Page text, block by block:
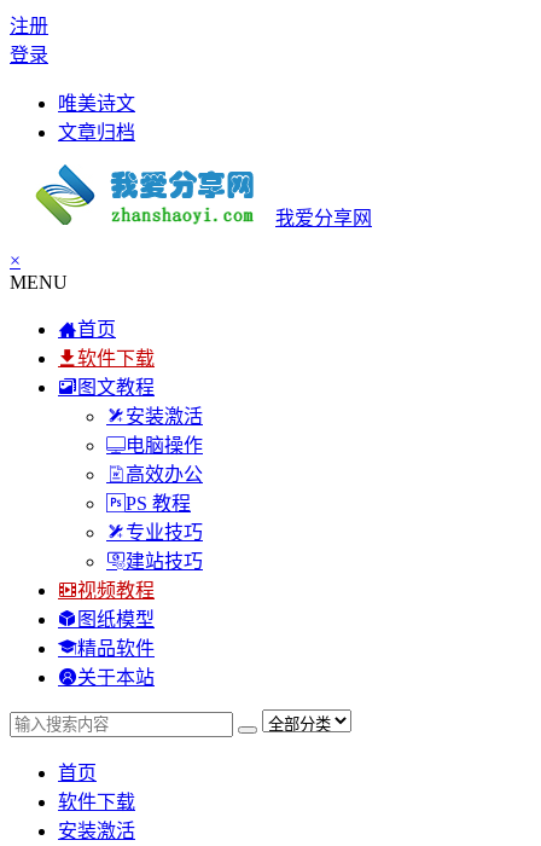
注册
登录
唯美诗文
文章归档
我爱分享网
×
MENU
首页
软件下载
图文教程
安装激活
电脑操作
高效办公
PS 教程
专业技巧
建站技巧
视频教程
图纸模型
精品软件
关于本站
首页
软件下载
安装激活